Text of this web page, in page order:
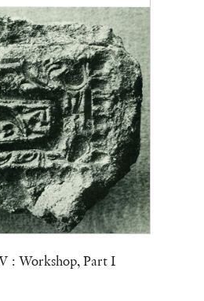
: Workshop, Part I